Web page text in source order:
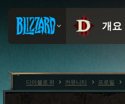
디아블로 III 커뮤니티 프로필